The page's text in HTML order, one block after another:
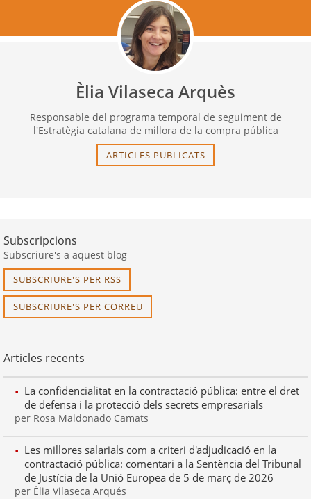
Èlia Vilaseca Arquès
Responsable del programa temporal de seguiment de
l'Estratègia catalana de millora de la compra pública
ARTICLES PUBLICATS
Subscripcions
Subscriure's a aquest blog
SUBSCRIURE'S PER RSS
SUBSCRIURE'S PER CORREU
Articles recents
La confidencialitat en la contractació pública: entre el dret
de defensa i la protecció dels secrets empresarials
per Rosa Maldonado Camats
Les millores salarials com a criteri d'adjudicació en la
contractació pública: comentari a la Sentència del Tribunal
de Justícia de la Unió Europea de 5 de març de 2026
per Èlia Vilaseca Arqués